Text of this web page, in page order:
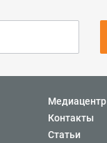
Медиацентр
Контакты
Статьи